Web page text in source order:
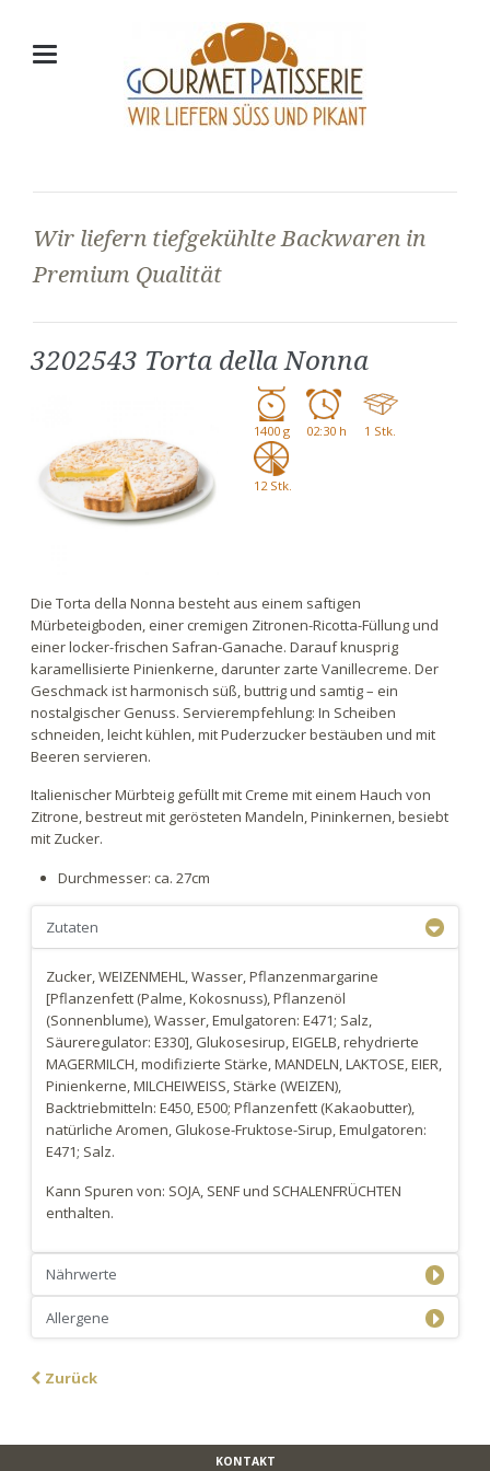
Wir liefern tiefgekühlte Backwaren in
Premium Qualität
3202543 Torta della Nonna
1400 g 02:30 h 1 Stk.
12 Stk.
Die Torta della Nonna besteht aus einem saftigen
Mürbeteigboden, einer cremigen Zitronen-Ricotta-Füllung und
einer locker-frischen Safran-Ganache. Darauf knusprig
karamellisierte Pinienkerne, darunter zarte Vanillecreme. Der
Geschmack ist harmonisch süß, buttrig und samtig – ein
nostalgischer Genuss. Servierempfehlung: In Scheiben
schneiden, leicht kühlen, mit Puderzucker bestäuben und mit
Beeren servieren.
Italienischer Mürbteig gefüllt mit Creme mit einem Hauch von
Zitrone, bestreut mit gerösteten Mandeln, Pininkernen, besiebt
mit Zucker.
Durchmesser: ca. 27cm
Zutaten
Zucker, WEIZENMEHL, Wasser, Pflanzenmargarine
[Pflanzenfett (Palme, Kokosnuss), Pflanzenöl
(Sonnenblume), Wasser, Emulgatoren: E471; Salz,
Säureregulator: E330], Glukosesirup, EIGELB, rehydrierte
MAGERMILCH, modifizierte Stärke, MANDELN, LAKTOSE, EIER,
Pinienkerne, MILCHEIWEISS, Stärke (WEIZEN),
Backtriebmitteln: E450, E500; Pflanzenfett (Kakaobutter),
natürliche Aromen, Glukose-Fruktose-Sirup, Emulgatoren:
E471; Salz.
Kann Spuren von: SOJA, SENF und SCHALENFRÜCHTEN
enthalten.
Nährwerte
Allergene
Zurück
KONTAKT